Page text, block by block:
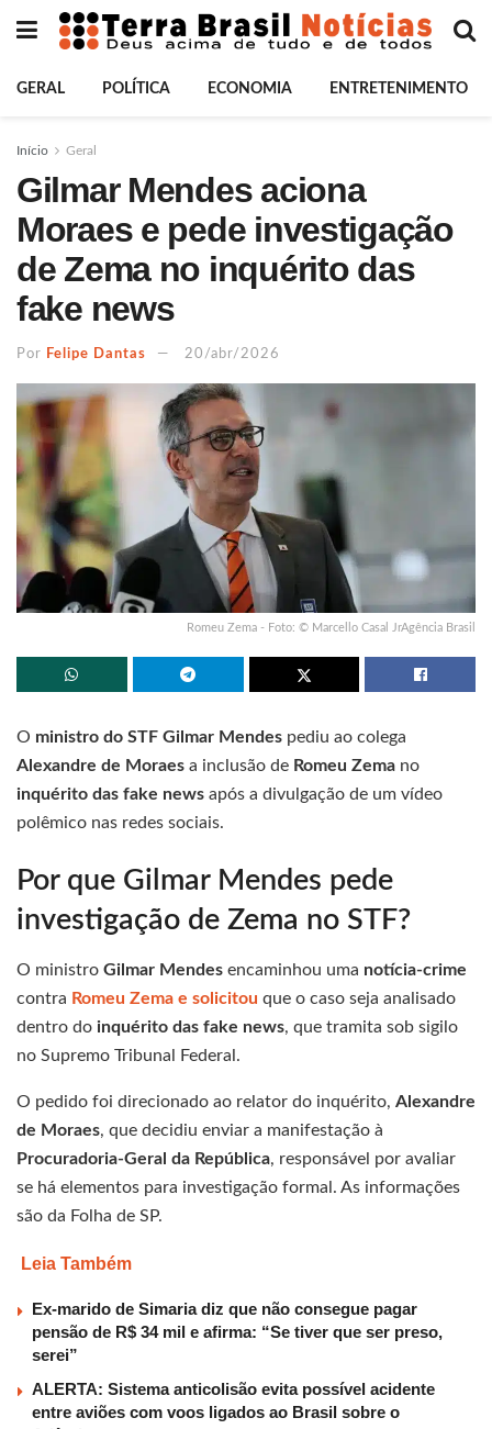
GERAL POLÍTICA ECONOMIA ENTRETENIMENTO
Início Geral
Gilmar Mendes aciona
Moraes e pede investigação
de Zema no inquérito das
fake news
Por Felipe Dantas 20/abr/2026
Romeu Zema - Foto: © Marcello Casal JrAgência Brasil
O ministro do STF Gilmar Mendes pediu ao colega
Alexandre de Moraes a inclusão de Romeu Zema no
inquérito das fake news após a divulgação de um vídeo
polêmico nas redes sociais.
Por que Gilmar Mendes pede
investigação de Zema no STF?
O ministro Gilmar Mendes encaminhou uma notícia-crime
contra Romeu Zema e solicitou que o caso seja analisado
dentro do inquérito das fake news, que tramita sob sigilo
no Supremo Tribunal Federal.
O pedido foi direcionado ao relator do inquérito, Alexandre
de Moraes, que decidiu enviar a manifestação à
Procuradoria-Geral da República, responsável por avaliar
se há elementos para investigação formal. As informações
são da Folha de SP.
Leia Também
Ex-marido de Simaria diz que não consegue pagar
pensão de R$ 34 mil e afirma: “Se tiver que ser preso,
serei”
ALERTA: Sistema anticolisão evita possível acidente
entre aviões com voos ligados ao Brasil sobre o